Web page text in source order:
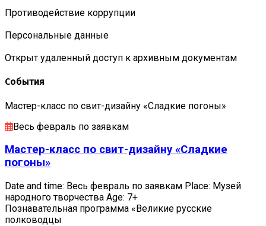
Противодействие коррупции
Персональные данные
Открыт удаленный доступ к архивным документам
События
Мастер-класс по свит-дизайну «Сладкие погоны»
Весь февраль по заявкам
Мастер-класс по свит-дизайну «Сладкие
погоны»
Date and time: Весь февраль по заявкам Place: Музей
народного творчества Age: 7+
Познавательная программа «Великие русские
полководцы